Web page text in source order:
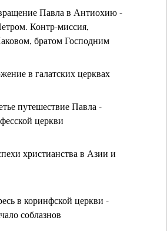
Павла в Антиохию -
Контр-миссия,
братом Господним
в галатских церквах
путешествие Павла -
церкви
христианства в Азии и
в коринфской церкви -
соблазнов